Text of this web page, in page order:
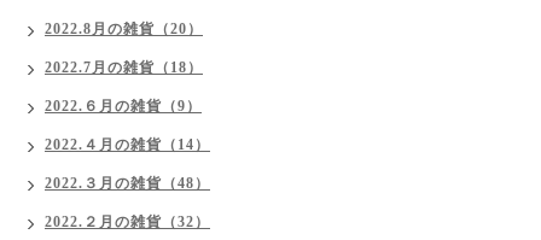
2022.8月の雑貨（20）
2022.7月の雑貨（18）
2022.６月の雑貨（9）
2022.４月の雑貨（14）
2022.３月の雑貨（48）
2022.２月の雑貨（32）